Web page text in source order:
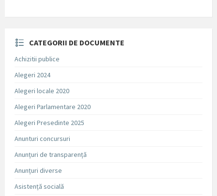
CATEGORII DE DOCUMENTE
Achizitii publice
Alegeri 2024
Alegeri locale 2020
Alegeri Parlamentare 2020
Alegeri Presedinte 2025
Anunturi concursuri
Anunțuri de transparență
Anunțuri diverse
Asistență socială